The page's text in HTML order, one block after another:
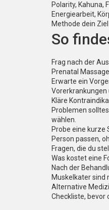
Polarity, Kahuna,
Energiearbeit,
Methode dein
So
Frag nach der
Prenatal
Erwarte ein
Vorerkrankungen
Kläre
Problemen
wählen.
Probe eine kurze
Person passen,
Fragen, die du
Was kostet eine
Nach der
Muskelkater sind
Alternative
Checkliste, bevor